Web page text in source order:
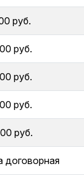
руб.
руб.
руб.
руб.
руб.
договорная